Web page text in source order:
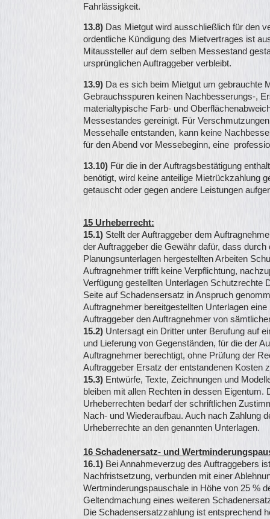
Fahrlässigkeit.
13.8) Das Mietgut wird ausschließlich für den
ordentliche Kündigung des Mietvertrages ist
Mitaussteller auf dem selben Messestand
ursprünglichen Auftraggeber verbleibt.
13.9) Da es sich beim Mietgut um gebrauchte
Gebrauchsspuren keinen Nachbesserungs-,
materialtypische Farb- und
Messestandes gereinigt. Für
Messehalle entstanden, kann keine
für den Abend vor Messebeginn, eine
13.10) Für die in der Auftragsbestätigung
benötigt, wird keine anteilige Mietrückzahlung
getauscht oder gegen andere Leistungen
15 Urheberrecht:
15.1) Stellt der Auftraggeber dem
der Auftraggeber die Gewähr dafür, dass
Planungsunterlagen hergestellten Arbeiten
Auftragnehmer trifft keine Verpflichtung,
Verfügung gestellten Unterlagen Schutzrechte
Seite auf Schadensersatz in Anspruch
Auftragnehmer bereitgestellten Unterlagen
Auftraggeber den Auftragnehmer von
15.2) Untersagt ein Dritter unter Berufung auf
und Lieferung von Gegenständen, für die der
Auftragnehmer berechtigt, ohne Prüfung der
Auftraggeber Ersatz der entstandenen Kosten
15.3) Entwürfe, Texte, Zeichnungen und
bleiben mit allen Rechten in dessen Eigentum.
Urheberrechten bedarf der schriftlichen
Nach- und Wiederaufbau. Auch nach Zahlung
Urheberrechte an den genannten Unterlagen.
16 Schadenersatz- und
16.1) Bei Annahmeverzug des Auftraggebers
Nachfristsetzung, verbunden mit einer
Wertminderungspauschale in Höhe von 25 %
Geltendmachung eines weiteren
Die Schadensersatzzahlung ist entsprechend